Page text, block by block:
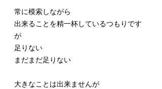
常に模索しながら
出来ることを精一杯しているつもりです
が
足りない
まだまだ足りない
大きなことは出来ませんが